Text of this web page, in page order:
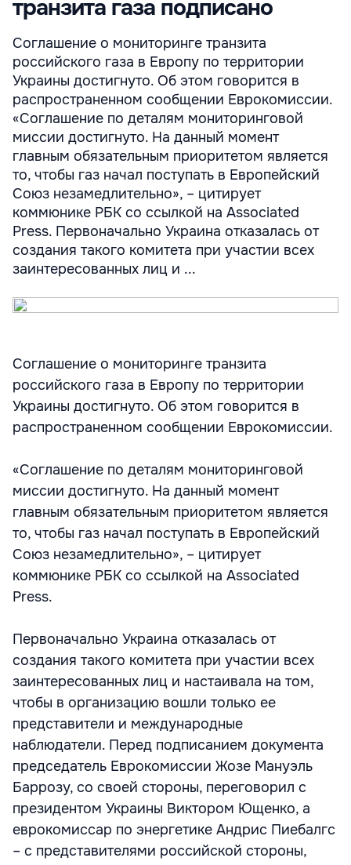
транзита газа подписано
Соглашение о мониторинге транзита
российского газа в Европу по территории
Украины достигнуто. Об этом говорится в
распространенном сообщении Еврокомиссии.
«Соглашение по деталям мониторинговой
миссии достигнуто. На данный момент
главным обязательным приоритетом является
то, чтобы газ начал поступать в Европейский
Союз незамедлительно», – цитирует
коммюнике РБК со ссылкой на Associated
Press. Первоначально Украина отказалась от
создания такого комитета при участии всех
заинтересованных лиц и ...
Соглашение о мониторинге транзита
российского газа в Европу по территории
Украины достигнуто. Об этом говорится в
распространенном сообщении Еврокомиссии.
«Соглашение по деталям мониторинговой
миссии достигнуто. На данный момент
главным обязательным приоритетом является
то, чтобы газ начал поступать в Европейский
Союз незамедлительно», – цитирует
коммюнике РБК со ссылкой на Associated
Press.
Первоначально Украина отказалась от
создания такого комитета при участии всех
заинтересованных лиц и настаивала на том,
чтобы в организацию вошли только ее
представители и международные
наблюдатели. Перед подписанием документа
председатель Еврокомиссии Жозе Мануэль
Баррозу, со своей стороны, переговорил с
президентом Украины Виктором Ющенко, а
еврокомиссар по энергетике Андрис Пиебалгс
– с представителями российской стороны,